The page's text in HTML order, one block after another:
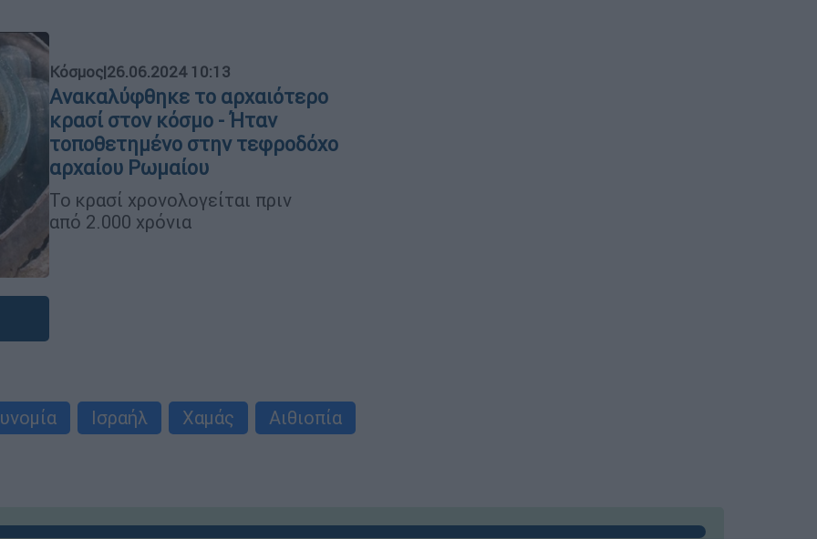
Κόσμος|26.06.2024 10:13
Ανακαλύφθηκε το αρχαιότερο
κρασί στον κόσμο - Ήταν
τοποθετημένο στην τεφροδόχο
αρχαίου Ρωμαίου
Το κρασί χρονολογείται πριν
από 2.000 χρόνια
Ισραήλ Χαμάς
Αιθιοπία